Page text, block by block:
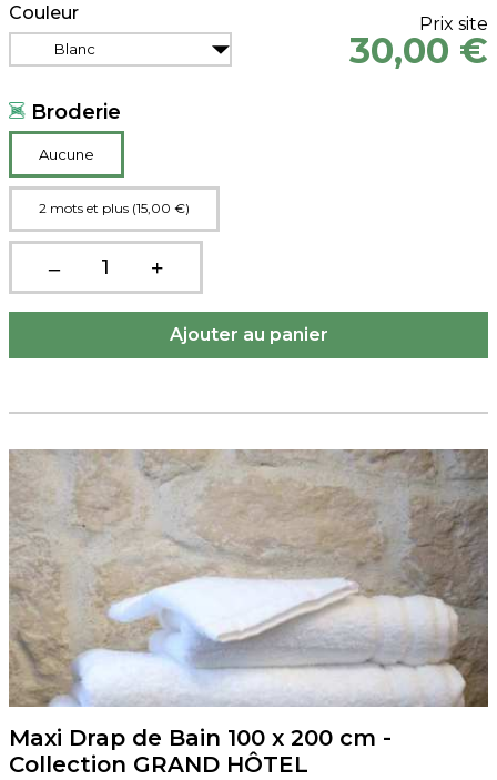
Couleur
Blanc
Broderie
Aucune
2 mots et plus (15,00 €)
Prix site
30,00 €
Maxi Drap de Bain 100 x 200 cm -
Collection GRAND HÔTEL